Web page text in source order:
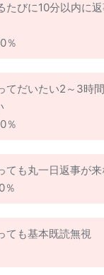
たびに10分以内に
％
てだいたい2～3時
％
ても丸一日返事が
％
ても基本既読無視